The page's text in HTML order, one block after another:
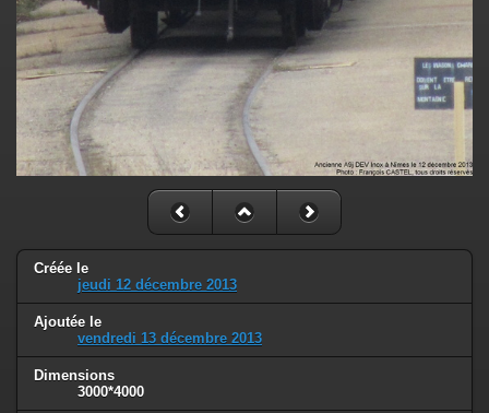
Créée le
jeudi 12 décembre 2013
Ajoutée le
vendredi 13 décembre 2013
Dimensions
3000*4000